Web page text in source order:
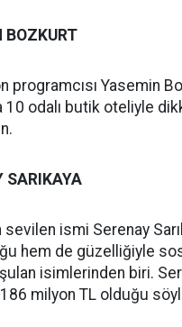
BOZKURT
programcısı Yasemin
10 odalı butik oteliyle
SARIKAYA
sevilen ismi Serenay
hem de güzelliğiyle
isimlerinden biri.
186 milyon TL olduğu